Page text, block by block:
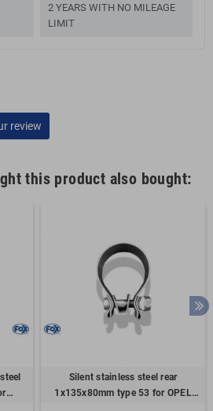
2 YEARS WITH NO MILEAGE
LIMIT
review
this product also bought:
Silent stainless steel rear
1x135x80mm type 53 for OPEL